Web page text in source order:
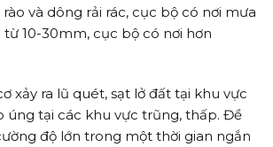
và dông rải rác, cục bộ có nơi mưa
10-30mm, cục bộ có nơi hơn
xảy ra lũ quét, sạt lở đất tại khu vực
úng tại các khu vực trũng, thấp. Đề
độ lớn trong một thời gian ngắn